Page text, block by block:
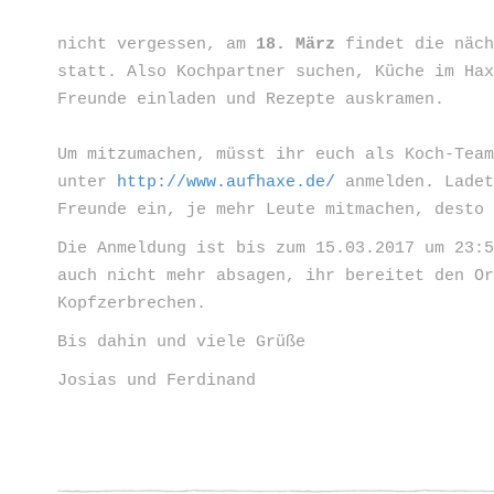
nicht vergessen, am 18. März findet die
statt. Also Kochpartner suchen, Küche im
Freunde einladen und Rezepte auskramen.
Um mitzumachen, müsst ihr euch als Koch-Team
unter http://www.aufhaxe.de/ anmelden.
Freunde ein, je mehr Leute mitmachen,
Die Anmeldung ist bis zum 15.03.2017 um
auch nicht mehr absagen, ihr bereitet den
Kopfzerbrechen.
Bis dahin und viele Grüße
Josias und Ferdinand